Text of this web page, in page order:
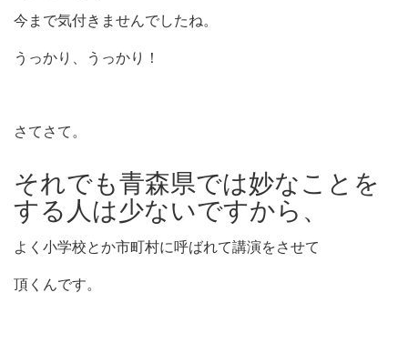
今まで気付きませんでしたね。
うっかり、うっかり！
さてさて。
それでも青森県では妙なことを
する人は少ないですから、
よく小学校とか市町村に呼ばれて講演をさせて
頂くんです。